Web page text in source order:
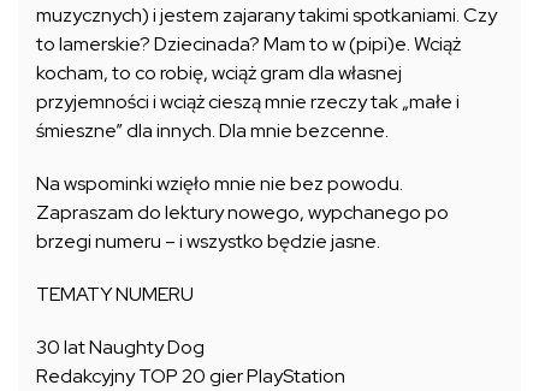
muzycznych) i jestem zajarany takimi spotkaniami. Czy
to lamerskie? Dziecinada? Mam to w (pipi)e. Wciąż
kocham, to co robię, wciąż gram dla własnej
przyjemności i wciąż cieszą mnie rzeczy tak „małe i
śmieszne” dla innych. Dla mnie bezcenne.
Na wspominki wzięło mnie nie bez powodu.
Zapraszam do lektury nowego, wypchanego po
brzegi numeru – i wszystko będzie jasne.
TEMATY NUMERU
30 lat Naughty Dog
Redakcyjny TOP 20 gier PlayStation